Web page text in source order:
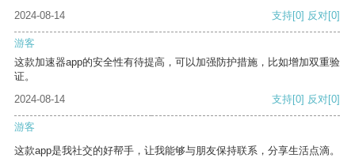
2024-08-14
支持[0] 反对[0]
游客
这款加速器app的安全性有待提高，可以加强防护措施，比如增加双重验
证。
2024-08-14
支持[0] 反对[0]
游客
这款app是我社交的好帮手，让我能够与朋友保持联系，分享生活点滴。